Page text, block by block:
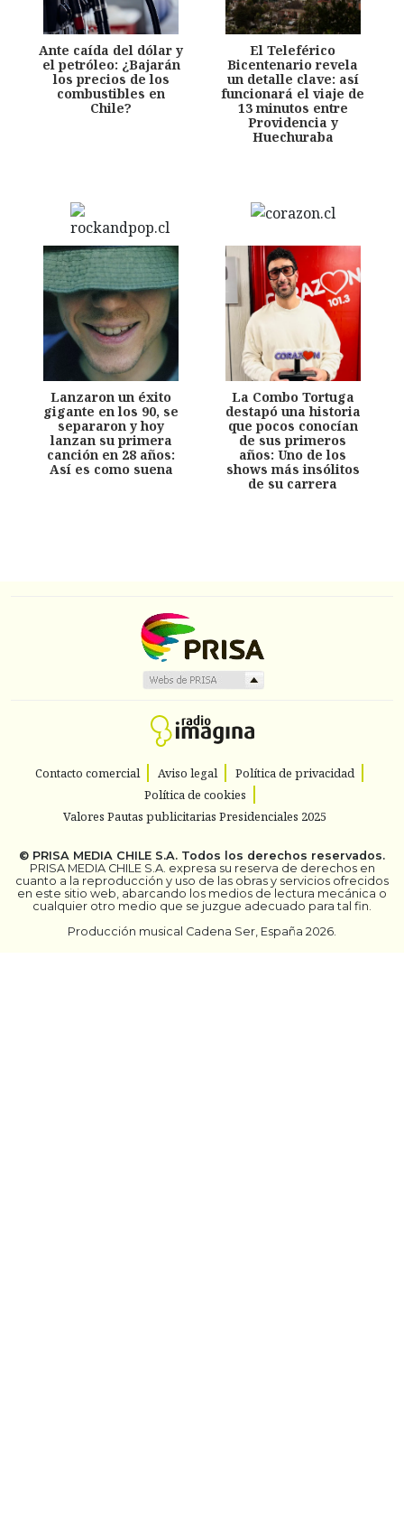
Ante caída del dólar y
el petróleo: ¿Bajarán
los precios de los
combustibles en
Chile?
El Teleférico
Bicentenario revela
un detalle clave: así
funcionará el viaje de
13 minutos entre
Providencia y
Huechuraba
Lanzaron un éxito
gigante en los 90, se
separaron y hoy
lanzan su primera
canción en 28 años:
Así es como suena
La Combo Tortuga
destapó una historia
que pocos conocían
de sus primeros
años: Uno de los
shows más insólitos
de su carrera
Contacto comercial Aviso legal
Política de privacidad
Política de cookies
Valores Pautas publicitarias Presidenciales 2025
© PRISA MEDIA CHILE S.A. Todos los derechos reservados.
PRISA MEDIA CHILE S.A. expresa su reserva de derechos en
cuanto a la reproducción y uso de las obras y servicios ofrecidos
en este sitio web, abarcando los medios de lectura mecánica o
cualquier otro medio que se juzgue adecuado para tal fin.
Producción musical Cadena Ser, España 2026.